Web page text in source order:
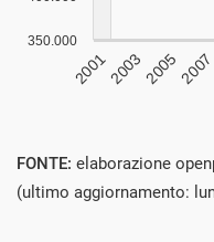
FONTE: elaborazione
(ultimo aggiornamento: